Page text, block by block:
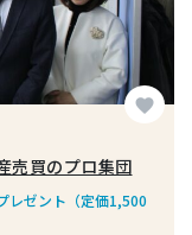
favorite
売買のプロ集団
レゼント（定価1,500